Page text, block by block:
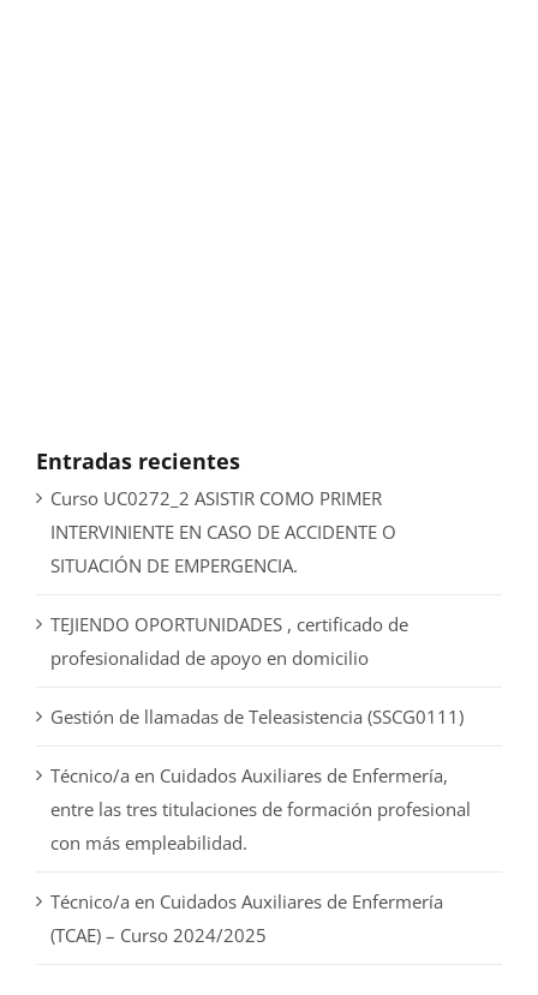
Entradas recientes
Curso UC0272_2 ASISTIR COMO PRIMER
INTERVINIENTE EN CASO DE ACCIDENTE O
SITUACIÓN DE EMPERGENCIA.
TEJIENDO OPORTUNIDADES , certificado de
profesionalidad de apoyo en domicilio
Gestión de llamadas de Teleasistencia (SSCG0111)
Técnico/a en Cuidados Auxiliares de Enfermería,
entre las tres titulaciones de formación profesional
con más empleabilidad.
Técnico/a en Cuidados Auxiliares de Enfermería
(TCAE) – Curso 2024/2025